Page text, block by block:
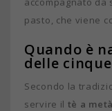
pasto, che viene
Quando è
delle cinque
Secondo la
servire il tè a